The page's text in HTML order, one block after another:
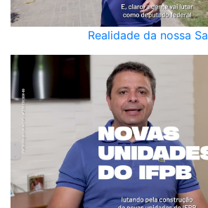
Realidade da nossa